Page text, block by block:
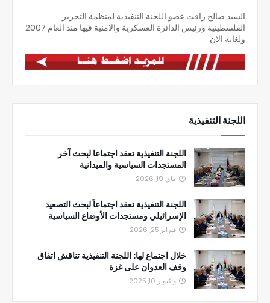
السيد صالح رافت عضو اللجنة التنفيذية لمنظمة التحرير
الفلسطينية ورئيس الدائرة العسكرية والامنية فيها منذ العام 2007
ولغاية الان
اللجنة التنفيذية
اللجنة التنفيذية تعقد اجتماعا لبحث آخر
المستجدات السياسية والميدانية
ماي 19, 2026
اللجنة التنفيذية تعقد اجتماعاً لبحث التصعيد
الإسرائيلي ومستجدات الأوضاع السياسية
فبراير 25, 2026
خلال اجتماع لها: اللجنة التنفيذية تناقش اتفاق
وقف العدوان على غزة
واكتوبر 10, 2025